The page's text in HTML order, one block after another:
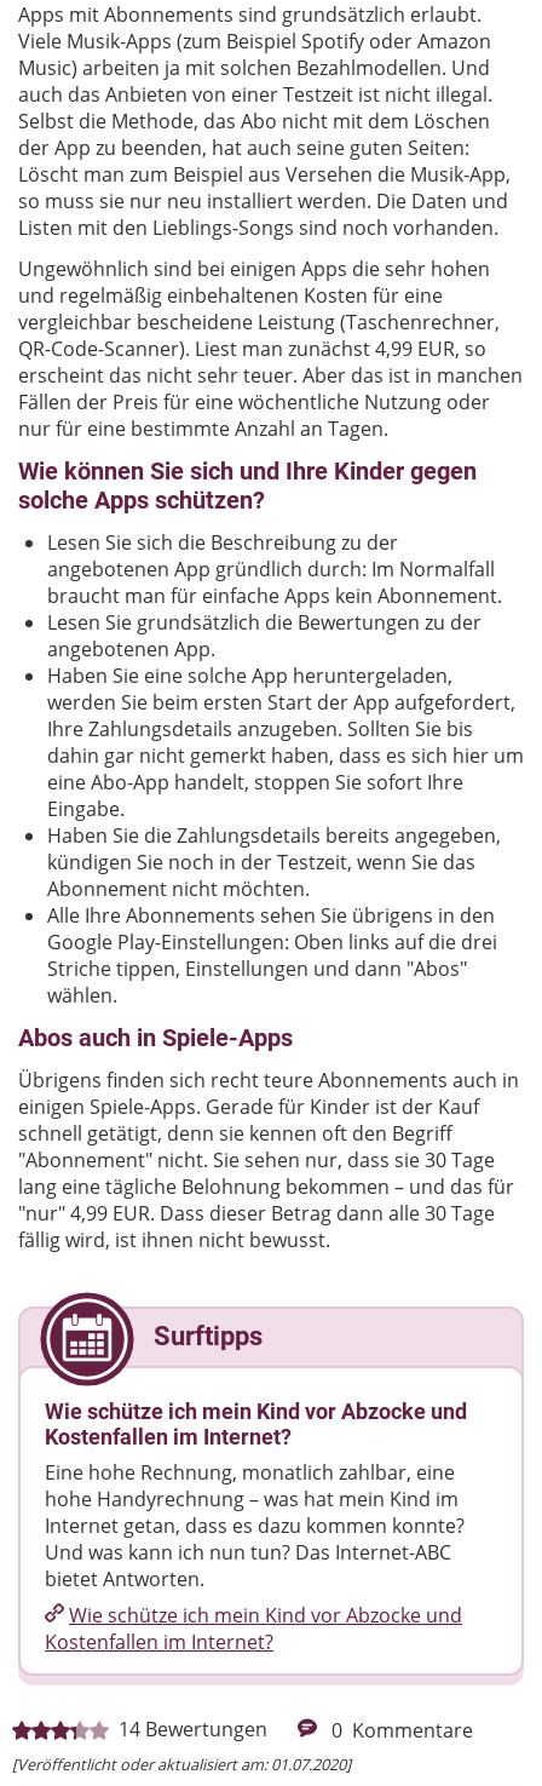
Apps mit Abonnements sind grundsätzlich erlaubt.
Viele Musik-Apps (zum Beispiel Spotify oder Amazon
Music) arbeiten ja mit solchen Bezahlmodellen. Und
auch das Anbieten von einer Testzeit ist nicht illegal.
Selbst die Methode, das Abo nicht mit dem Löschen
der App zu beenden, hat auch seine guten Seiten:
Löscht man zum Beispiel aus Versehen die Musik-App,
so muss sie nur neu installiert werden. Die Daten und
Listen mit den Lieblings-Songs sind noch vorhanden.
Ungewöhnlich sind bei einigen Apps die sehr hohen
und regelmäßig einbehaltenen Kosten für eine
vergleichbar bescheidene Leistung (Taschenrechner,
QR-Code-Scanner). Liest man zunächst 4,99 EUR, so
erscheint das nicht sehr teuer. Aber das ist in manchen
Fällen der Preis für eine wöchentliche Nutzung oder
nur für eine bestimmte Anzahl an Tagen.
Wie können Sie sich und Ihre Kinder gegen
solche Apps schützen?
Lesen Sie sich die Beschreibung zu der
angebotenen App gründlich durch: Im Normalfall
braucht man für einfache Apps kein Abonnement.
Lesen Sie grundsätzlich die Bewertungen zu der
angebotenen App.
Haben Sie eine solche App heruntergeladen,
werden Sie beim ersten Start der App aufgefordert,
Ihre Zahlungsdetails anzugeben. Sollten Sie bis
dahin gar nicht gemerkt haben, dass es sich hier um
eine Abo-App handelt, stoppen Sie sofort Ihre
Eingabe.
Haben Sie die Zahlungsdetails bereits angegeben,
kündigen Sie noch in der Testzeit, wenn Sie das
Abonnement nicht möchten.
Alle Ihre Abonnements sehen Sie übrigens in den
Google Play-Einstellungen: Oben links auf die drei
Striche tippen, Einstellungen und dann "Abos"
wählen.
Abos auch in Spiele-Apps
Übrigens finden sich recht teure Abonnements auch in
einigen Spiele-Apps. Gerade für Kinder ist der Kauf
schnell getätigt, denn sie kennen oft den Begriff
"Abonnement" nicht. Sie sehen nur, dass sie 30 Tage
lang eine tägliche Belohnung bekommen – und das für
"nur" 4,99 EUR. Dass dieser Betrag dann alle 30 Tage
fällig wird, ist ihnen nicht bewusst.
14 Bewertungen 0 Kommentare
[Veröffentlicht oder aktualisiert am: 01.07.2020]
Surftipps
Wie schütze ich mein Kind vor Abzocke und
Kostenfallen im Internet?
Eine hohe Rechnung, monatlich zahlbar, eine
hohe Handyrechnung – was hat mein Kind im
Internet getan, dass es dazu kommen konnte?
Und was kann ich nun tun? Das Internet-ABC
bietet Antworten.
Wie schütze ich mein Kind vor Abzocke und
Kostenfallen im Internet?